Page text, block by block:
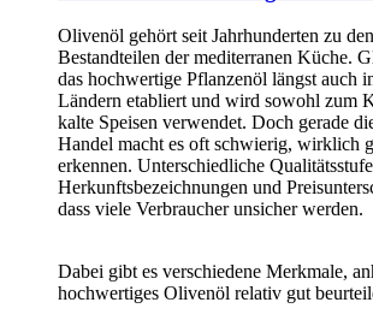
Olivenöl gehört seit Jahrhunderten zu
Bestandteilen der mediterranen Küche.
das hochwertige Pflanzenöl längst auch
Ländern etabliert und wird sowohl zum
kalte Speisen verwendet. Doch gerade
Handel macht es oft schwierig, wirklich
erkennen. Unterschiedliche
Herkunftsbezeichnungen und
dass viele Verbraucher unsicher werden.
Dabei gibt es verschiedene Merkmale,
hochwertiges Olivenöl relativ gut